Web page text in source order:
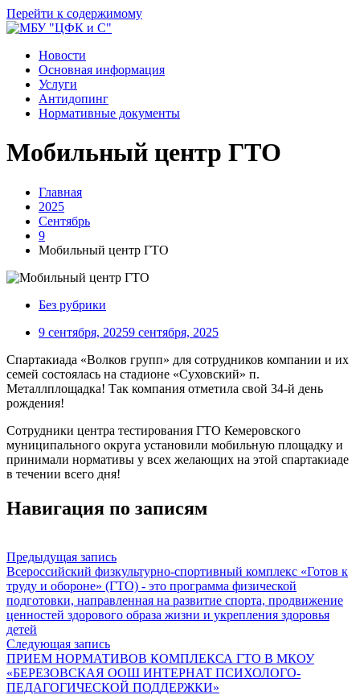
Перейти к содержимому
Новости
Основная информация
Услуги
Антидопинг
Нормативные документы
Мобильный центр ГТО
Главная
2025
Сентябрь
9
Мобильный центр ГТО
Без рубрики
9 сентября, 20259 сентября, 2025
Спартакиада «Волков групп» для сотрудников компании и их
семей состоялась на стадионе «Суховский» п.
Металлплощадка! Так компания отметила свой 34-й день
рождения!
Сотрудники центра тестирования ГТО Кемеровского
муниципального округа установили мобильную площадку и
принимали нормативы у всех желающих на этой спартакиаде
в течении всего дня!
Навигация по записям
Предыдущая запись
Всероссийский физкультурно-спортивный комплекс «Готов к
труду и обороне» (ГТО) - это программа физической
подготовки, направленная на развитие спорта, продвижение
ценностей здорового образа жизни и укрепления здоровья
детей
Следующая запись
ПРИЕМ НОРМАТИВОВ КОМПЛЕКСА ГТО В МКОУ
«БЕРЕЗОВСКАЯ ООШ ИНТЕРНАТ ПСИХОЛОГО-
ПЕДАГОГИЧЕСКОЙ ПОДДЕРЖКИ»